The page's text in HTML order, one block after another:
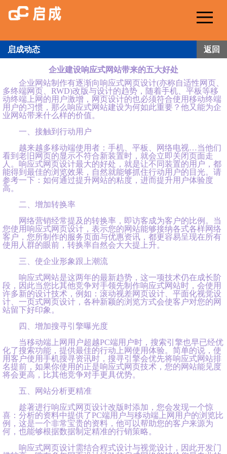
启成动态 返回
企业建设响应式网站带来的五大好处
企业网站制作有逐渐向响应式网页设计(亦称自适性网页、
多终端网页、RWD)改版与设计的趋势，随着手机、平板等移
动终端上网的用户激增，网页设计的也必须符合使用移动终端
用户的习惯，那么响应式网站建设为何如此重要？他又能为企
业网站带来什么样的价值。
一、接触到行动用户
越来越多移动端使用者：手机、平板、网络电视…当他们
看到老旧网页的显示不符合新装置时，就会立即关闭页面走
人。响应式网页设计最大的好处，就是让不同装置的用户，都
能得到最佳的浏览效果，自然就能够抓住行动用户的目光。请
参考一下：如何通过提升网站的粘度，进而提升用户体验度
高。
二、增加转换率
网络营销经常提及的转换率，即访客成为客户的比例。当
您使用响应式网页设计，表示您的网站能够接纳各式各样网络
客户，您所制作的服务页面与优惠资讯，都更容易呈现在所有
使用人群的眼前，转换率自然会大大提上升。
三、使企业形象跟上潮流
响应式网站是这两年的最新趋势，这一项技术仍在成长阶
段，因此当您比其他竞争对手领先制作响应式网站时，会使用
许多新的设计技术，例如：滚动视差网页设计、平面化视觉设
计、一页式网页设计，各种新颖的浏览方式会使客户对您的网
站留下好印象。
四、增加搜寻引擎曝光度
当移动端上网用户超越PC端用户时，搜索引擎也早已经优
化了搜索功能，提供最佳的行动上网使用体验。简单的说，使
用客户使用手机搜寻资讯时，搜寻引擎会优先将响应式网站排
名提前，如果你使用的正是响应式网页技术，您的网站能见度
将会更高，比其他竞争对手更具优势。
五、网站分析更精准
趁著进行响应式网页设计改版时添加，您会发现一个惊
喜：分析的资料中提供了PC端用户与移动端上网用户的浏览比
例，这是一个非常宝贵的资料，他可以帮助您的客户来源为
何，也能够根据数据制定精准的行销策略。
响应式网页设计需结合程式设计与视觉设计，因此开发门